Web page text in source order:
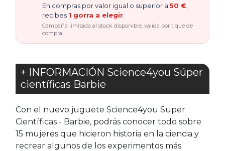
En compras por valor igual o superior a 50 €
recibes 1 gorra a elegir
Campaña limitada al stock disponible, válida por tique de
compra.
+ INFORMACIÓN Science4you Súper
científicas Barbie
Con el nuevo juguete Science4you Super
Científicas - Barbie, podrás conocer todo sobre
15 mujeres que hicieron historia en la ciencia y
recrear algunos de los experimentos más